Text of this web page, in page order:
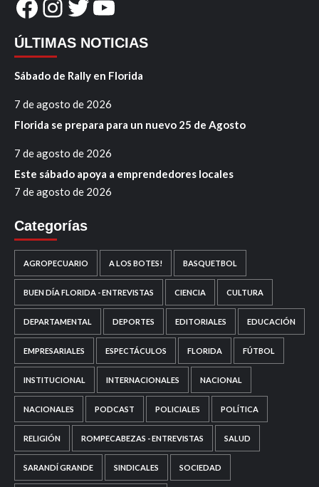
Facebook
Instagram
Twitter
YouTube
ÚLTIMAS NOTICIAS
Sábado de Rally en Florida
7 de agosto de 2026
Florida se prepara para un nuevo 25 de Agosto
7 de agosto de 2026
Este sábado apoya a emprendedores locales
7 de agosto de 2026
Categorías
AGROPECUARIO A LOS BOTES! BASQUETBOL
BUEN DÍA FLORIDA - ENTREVISTAS CIENCIA CULTURA
DEPARTAMENTAL DEPORTES EDITORIALES EDUCACIÓN
EMPRESARIALES ESPECTÁCULOS FLORIDA FÚTBOL
INSTITUCIONAL INTERNACIONALES NACIONAL
NACIONALES PODCAST POLICIALES POLÍTICA
RELIGIÓN ROMPECABEZAS - ENTREVISTAS SALUD
SARANDÍ GRANDE SINDICALES SOCIEDAD